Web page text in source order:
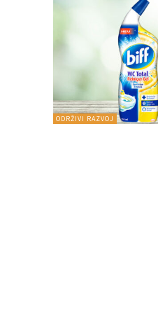
ODRŽIVI RAZVOJ